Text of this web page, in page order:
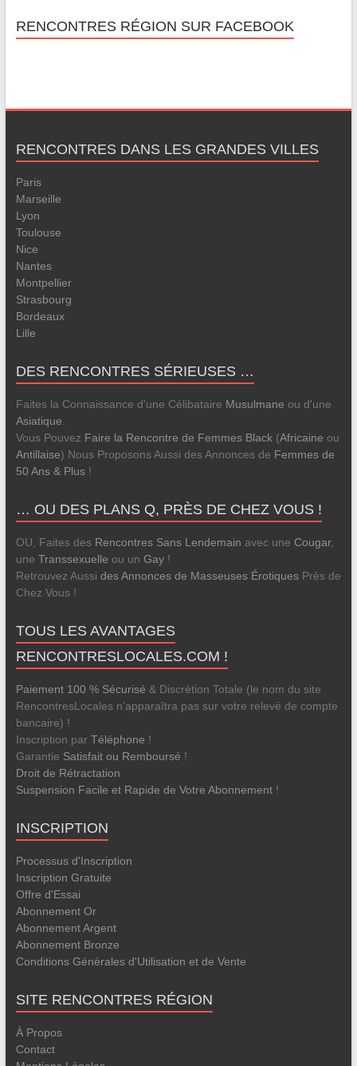
RENCONTRES RÉGION SUR FACEBOOK
RENCONTRES DANS LES GRANDES VILLES
Paris
Marseille
Lyon
Toulouse
Nice
Nantes
Montpellier
Strasbourg
Bordeaux
Lille
DES RENCONTRES SÉRIEUSES …
Faites la Connaissance d'une Célibataire Musulmane ou d'une
Asiatique
Vous Pouvez Faire la Rencontre de Femmes Black(Africaine ou
Antillaise) Nous Proposons Aussi des Annonces de Femmes de
50 Ans & Plus!
… OU DES PLANS Q, PRÈS DE CHEZ VOUS !
OU, Faites des Rencontres Sans Lendemain avec une Cougar,
une Transsexuelle ou un Gay!
Retrouvez Aussi des Annonces de Masseuses ÉrotiquesPrès de
Chez Vous !
TOUS LES AVANTAGES
RENCONTRESLOCALES.COM !
Paiement 100 % Sécurisé & Discrétion Totale (le nom du site
RencontresLocales n’apparaîtra pas sur votre relevé de compte
bancaire) !
Inscription par Téléphone !
Garantie Satisfait ou Remboursé !
Droit de Rétractation
Suspension Facile et Rapide de Votre Abonnement!
INSCRIPTION
Processus d'Inscription
Inscription Gratuite
Offre d'Essai
Abonnement Or
Abonnement Argent
Abonnement Bronze
Conditions Générales d'Utilisation et de Vente
SITE RENCONTRES RÉGION
À Propos
Contact